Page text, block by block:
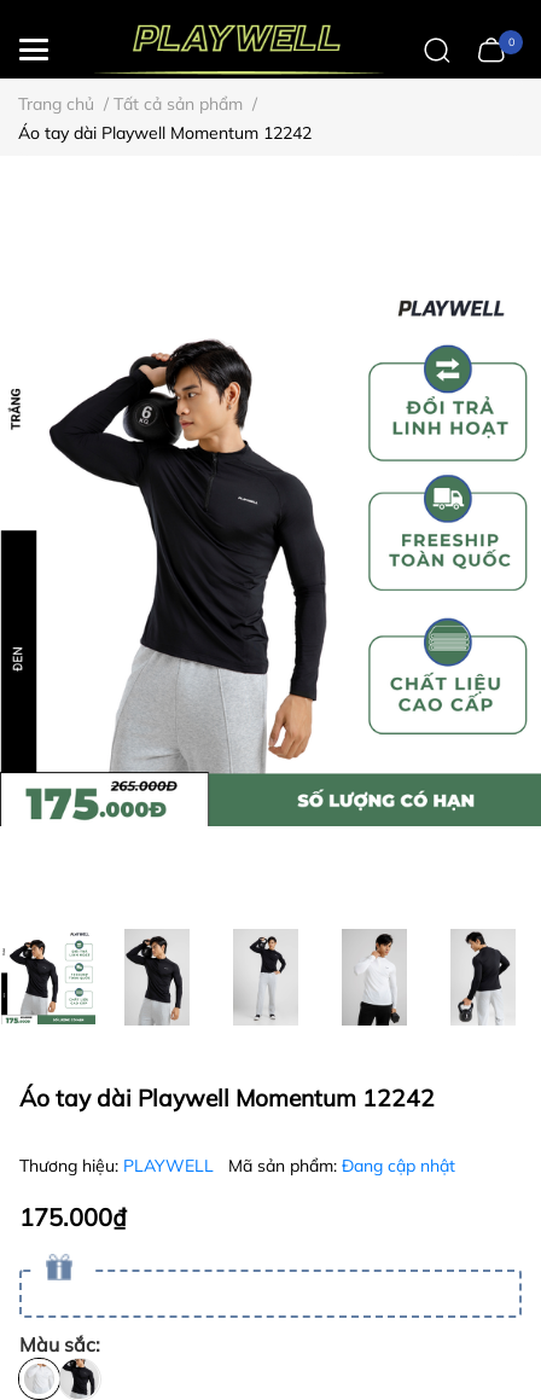
0
Trang chủ / Tất cả sản phẩm /
Áo tay dài Playwell Momentum 12242
Áo tay dài Playwell Momentum 12242
Thương hiệu: PLAYWELL Mã sản phẩm: Đang cập nhật
175.000₫
Màu sắc: